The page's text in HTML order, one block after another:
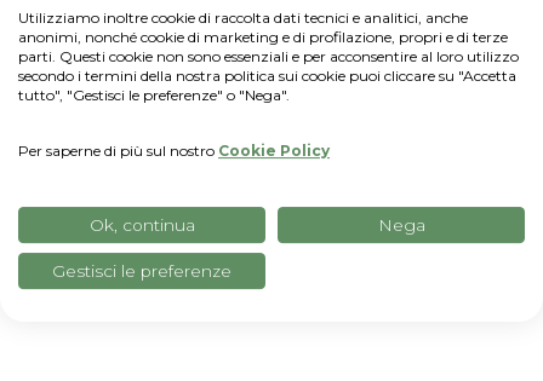
Utilizziamo inoltre cookie di raccolta dati tecnici e analitici, anche
anonimi, nonché cookie di marketing e di profilazione, propri e di terze
parti. Questi cookie non sono essenziali e per acconsentire al loro utilizzo
secondo i termini della nostra politica sui cookie puoi cliccare su "Accetta
tutto", "Gestisci le preferenze" o "Nega".
Per saperne di più sul nostro Cookie Policy
Ok, continua Nega
Gestisci le preferenze